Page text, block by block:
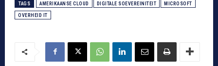
TAGS AMERIKAANSE CLOUD DIGITALE SOEVEREINITEIT MICROSOFT
OVERHEID IT